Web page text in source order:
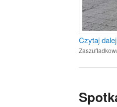
Czytaj dalej